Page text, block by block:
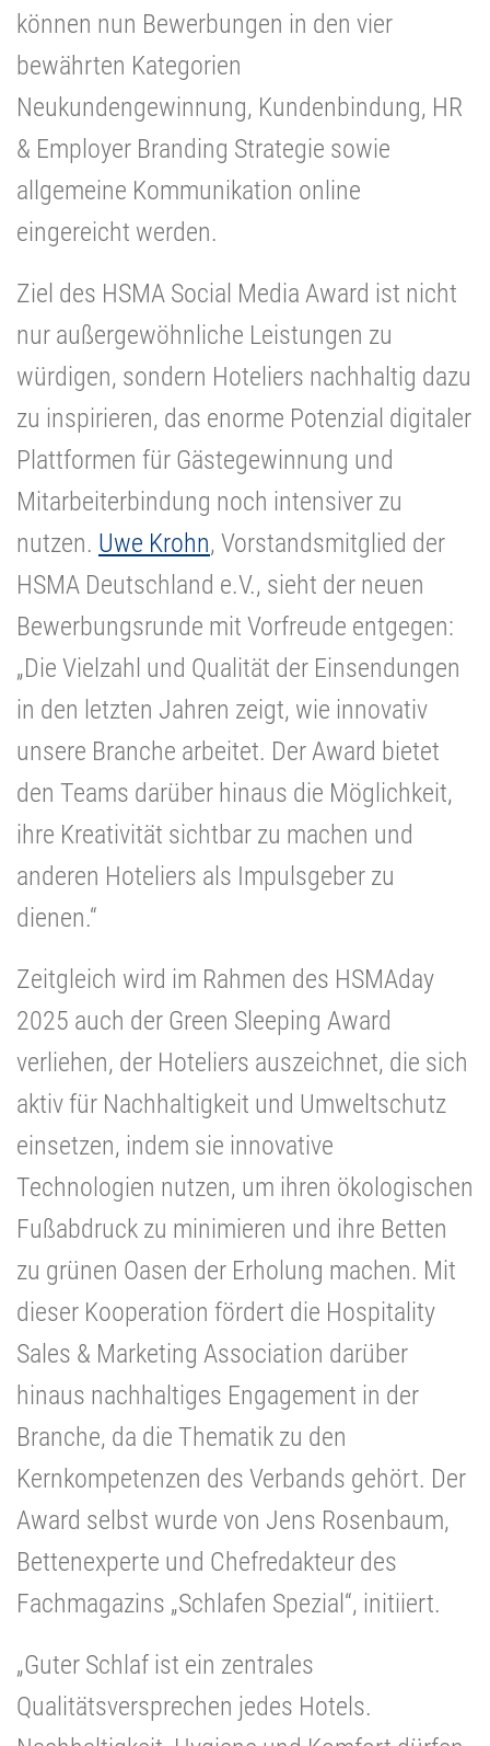
können nun Bewerbungen in den vier
bewährten Kategorien
Neukundengewinnung, Kundenbindung, HR
& Employer Branding Strategie sowie
allgemeine Kommunikation online
eingereicht werden.
Ziel des HSMA Social Media Award ist nicht
nur außergewöhnliche Leistungen zu
würdigen, sondern Hoteliers nachhaltig dazu
zu inspirieren, das enorme Potenzial digitaler
Plattformen für Gästegewinnung und
Mitarbeiterbindung noch intensiver zu
nutzen. Uwe Krohn, Vorstandsmitglied der
HSMA Deutschland e.V., sieht der neuen
Bewerbungsrunde mit Vorfreude entgegen:
„Die Vielzahl und Qualität der Einsendungen
in den letzten Jahren zeigt, wie innovativ
unsere Branche arbeitet. Der Award bietet
den Teams darüber hinaus die Möglichkeit,
ihre Kreativität sichtbar zu machen und
anderen Hoteliers als Impulsgeber zu
dienen.“
Zeitgleich wird im Rahmen des HSMAday
2025 auch der Green Sleeping Award
verliehen, der Hoteliers auszeichnet, die sich
aktiv für Nachhaltigkeit und Umweltschutz
einsetzen, indem sie innovative
Technologien nutzen, um ihren ökologischen
Fußabdruck zu minimieren und ihre Betten
zu grünen Oasen der Erholung machen. Mit
dieser Kooperation fördert die Hospitality
Sales & Marketing Association darüber
hinaus nachhaltiges Engagement in der
Branche, da die Thematik zu den
Kernkompetenzen des Verbands gehört. Der
Award selbst wurde von Jens Rosenbaum,
Bettenexperte und Chefredakteur des
Fachmagazins „Schlafen Spezial“, initiiert.
„Guter Schlaf ist ein zentrales
Qualitätsversprechen jedes Hotels.